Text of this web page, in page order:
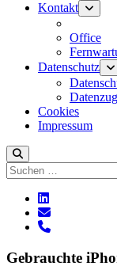
Kontakt Menü
öffnen
Office
Datenschutz
Cookies
Impressum
Suchen
linkedin
E-
Mail
phone
Gebrauchte